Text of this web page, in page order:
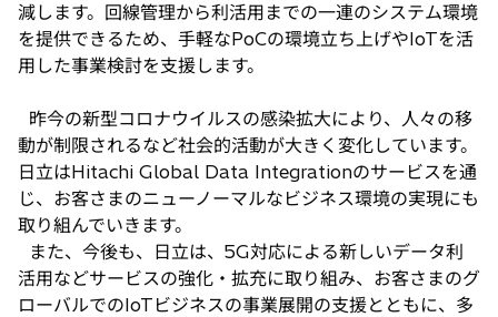
減します。回線管理から利活用までの一連のシステム環境
を提供できるため、手軽なPoCの環境立ち上げやIoTを活
用した事業検討を支援します。
昨今の新型コロナウイルスの感染拡大により、人々の移
動が制限されるなど社会的活動が大きく変化しています。
日立はHitachi Global Data Integrationのサービスを通
じ、お客さまのニューノーマルなビジネス環境の実現にも
取り組んでいきます。
また、今後も、日立は、5G対応による新しいデータ利
活用などサービスの強化・拡充に取り組み、お客さまのグ
ローバルでのIoTビジネスの事業展開の支援とともに、多